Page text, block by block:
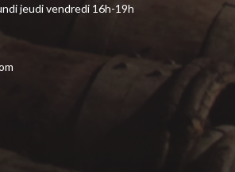
jeudi vendredi 16h-19h